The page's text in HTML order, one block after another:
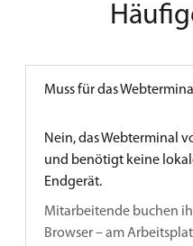
Muss für das
Nein, das Webterminal
und benötigt keine
Endgerät.
Mitarbeitende buchen
Browser – am